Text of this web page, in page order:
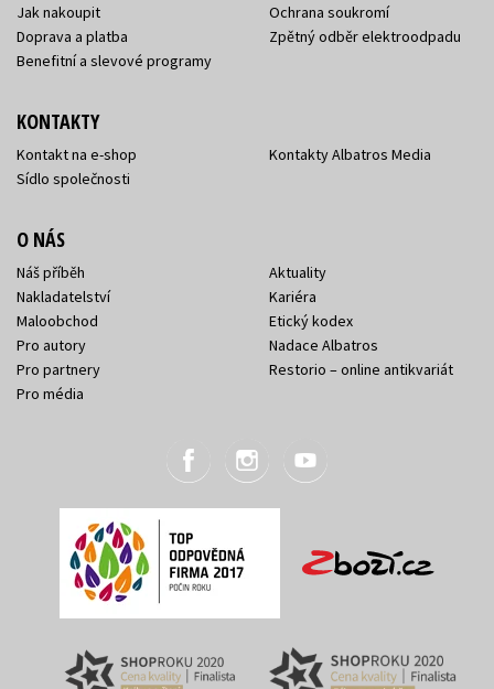
Jak nakoupit
Doprava a platba
Benefitní a slevové programy
Ochrana soukromí
Zpětný odběr elektroodpadu
KONTAKTY
Kontakt na e-shop
Sídlo společnosti
Kontakty Albatros Media
O NÁS
Náš příběh
Nakladatelství
Maloobchod
Pro autory
Pro partnery
Pro média
Aktuality
Kariéra
Etický kodex
Nadace Albatros
Restorio – online antikvariát